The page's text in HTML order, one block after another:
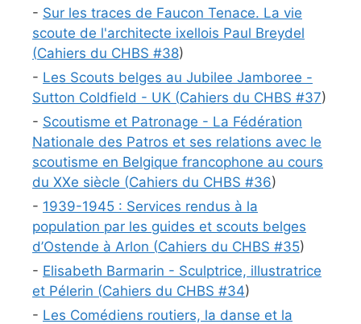
- Sur les traces de Faucon Tenace. La vie
scoute de l'architecte ixellois Paul Breydel
(Cahiers du CHBS #38)
- Les Scouts belges au Jubilee Jamboree -
Sutton Coldfield - UK (Cahiers du CHBS #37)
- Scoutisme et Patronage - La Fédération
Nationale des Patros et ses relations avec le
scoutisme en Belgique francophone au cours
du XXe siècle (Cahiers du CHBS #36)
- 1939-1945 : Services rendus à la
population par les guides et scouts belges
d’Ostende à Arlon (Cahiers du CHBS #35)
- Elisabeth Barmarin - Sculptrice, illustratrice
et Pélerin (Cahiers du CHBS #34)
- Les Comédiens routiers, la danse et la